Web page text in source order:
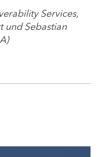
Services,
und Sebastian